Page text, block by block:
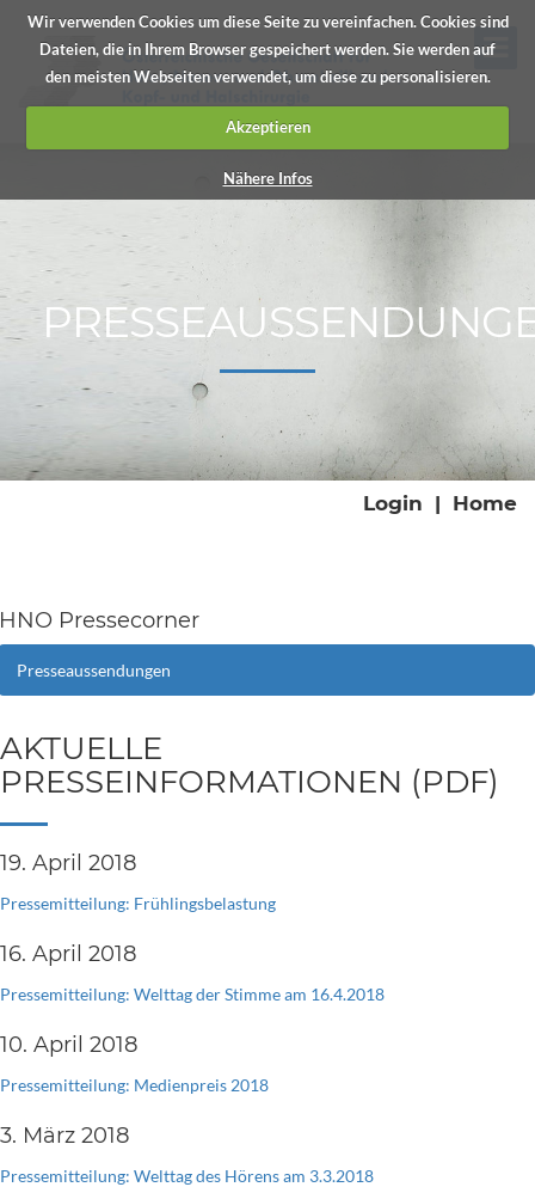
Wir verwenden Cookies um diese Seite zu vereinfachen. Cookies sind
Dateien, die in Ihrem Browser gespeichert werden. Sie werden auf
den meisten Webseiten verwendet, um diese zu personalisieren.
Akzeptieren
Nähere Infos
Login | Home
HNO Pressecorner
Presseaussendungen
AKTUELLE
PRESSEINFORMATIONEN (PDF)
19. April 2018
Pressemitteilung: Frühlingsbelastung
16. April 2018
Pressemitteilung: Welttag der Stimme am 16.4.2018
10. April 2018
Pressemitteilung: Medienpreis 2018
3. März 2018
Pressemitteilung: Welttag des Hörens am 3.3.2018